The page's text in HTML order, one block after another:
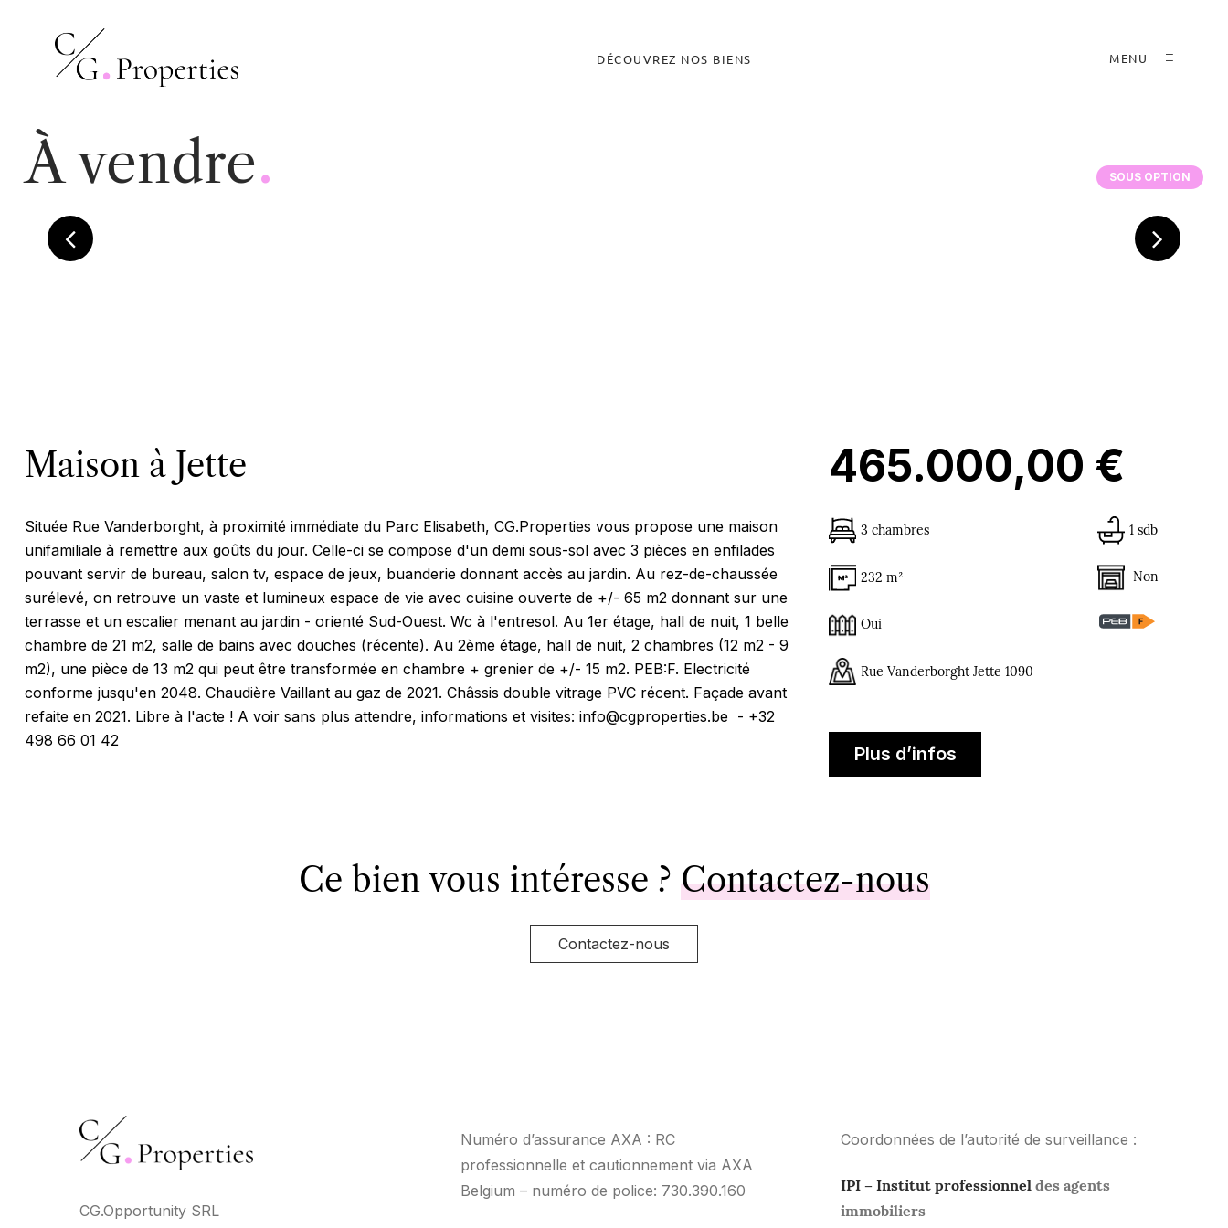
DÉCOUVREZ NOS BIENS MENU
À vendre
. SOUS OPTION
Maison à Jette
Située Rue Vanderborght, à proximité immédiate du Parc Elisabeth, CG.Properties vous propose une maison
unifamiliale à remettre aux goûts du jour. Celle-ci se compose d'un demi sous-sol avec 3 pièces en enfilades
pouvant servir de bureau, salon tv, espace de jeux, buanderie donnant accès au jardin. Au rez-de-chaussée
surélevé, on retrouve un vaste et lumineux espace de vie avec cuisine ouverte de +/- 65 m2 donnant sur une
terrasse et un escalier menant au jardin - orienté Sud-Ouest. Wc à l'entresol. Au 1er étage, hall de nuit, 1 belle
chambre de 21 m2, salle de bains avec douches (récente). Au 2ème étage, hall de nuit, 2 chambres (12 m2 - 9
m2), une pièce de 13 m2 qui peut être transformée en chambre + grenier de +/- 15 m2. PEB:F. Electricité
conforme jusqu'en 2048. Chaudière Vaillant au gaz de 2021. Châssis double vitrage PVC récent. Façade avant
refaite en 2021. Libre à l'acte ! A voir sans plus attendre, informations et visites: info@cgproperties.be - +32
498 66 01 42
465.000,00 €
3 chambres 1 sdb
232 m² Non
Oui
Rue Vanderborght Jette 1090
Plus d’infos
Ce bien vous intéresse ? Contactez-nous
Contactez-nous
CG.Opportunity SRL
Numéro d’assurance AXA : RC
professionnelle et cautionnement via AXA
Belgium – numéro de police: 730.390.160
Coordonnées de l’autorité de surveillance :
IPI – Institut professionnel des agents
immobiliers